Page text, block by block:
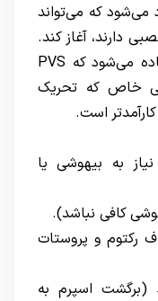
می‌شود که می‌تواند
دارند، آغاز کند.
این روش معمولاً در شرایطی استفاده می‌شود که PVS
خاص که تحریک
است.
به بیهوشی یا
کافی نباشد).
رکتوم و پروستات
(برگشت اسپرم به